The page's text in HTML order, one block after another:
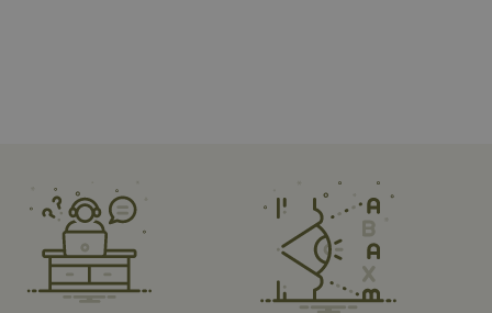
küpsiste
selleks, et Cookie-